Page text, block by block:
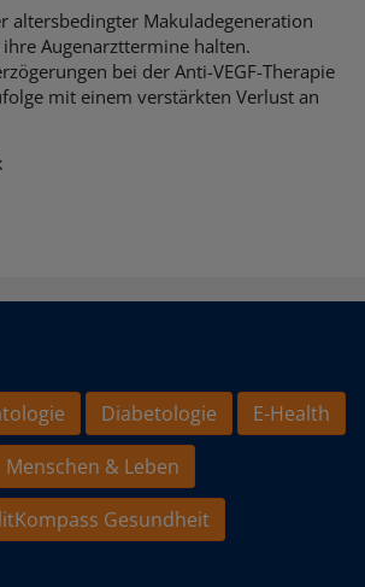
altersbedingter Makuladegeneration
Augenarzttermine halten.
bei der Anti-VEGF-Therapie
mit einem verstärkten Verlust an
Diabetologie
E-Health
Menschen & Leben
Gesundheit